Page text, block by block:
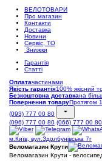
ВЕЛОТОВАРИ
Про магазин
Контакти
Доставка
Новини
Сервіс, ТО
Знижки
Гарантія
Статті
Оплатачастинами
Якість гарантія100% якісний
Безкоштовна доставкана
Повернення товаруПротягом
(093) 777 00 80
(096) 777 00 80 (066) 777 00 80
м.Київ, вул.Здолбунівська 7г
Веломагазин Крути
Веломагазин Крути -